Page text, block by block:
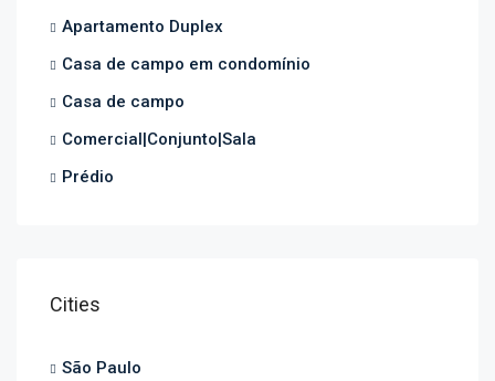
Apartamento Duplex
Casa de campo em condomínio
Casa de campo
Comercial|Conjunto|Sala
Prédio
Cities
São Paulo